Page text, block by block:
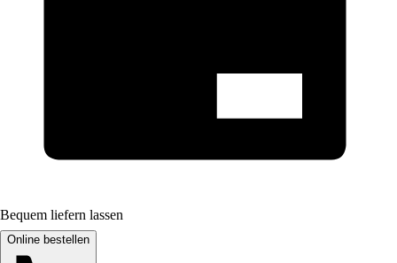
Bequem liefern lassen
Online bestellen